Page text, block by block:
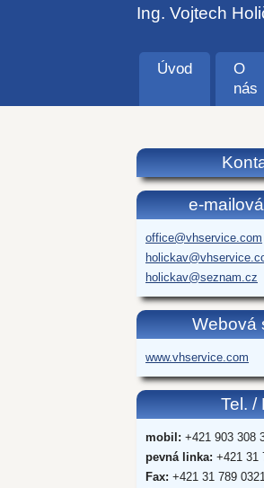
Ing. Vojtech
Úvod
O
nás
e-
office@vhservice.com
holickav@seznam.cz
Webová
www.vhservice.com
Tel. /
mobil: +421 903 308
pevná linka: +421 31
Fax: +421 31 789 0321